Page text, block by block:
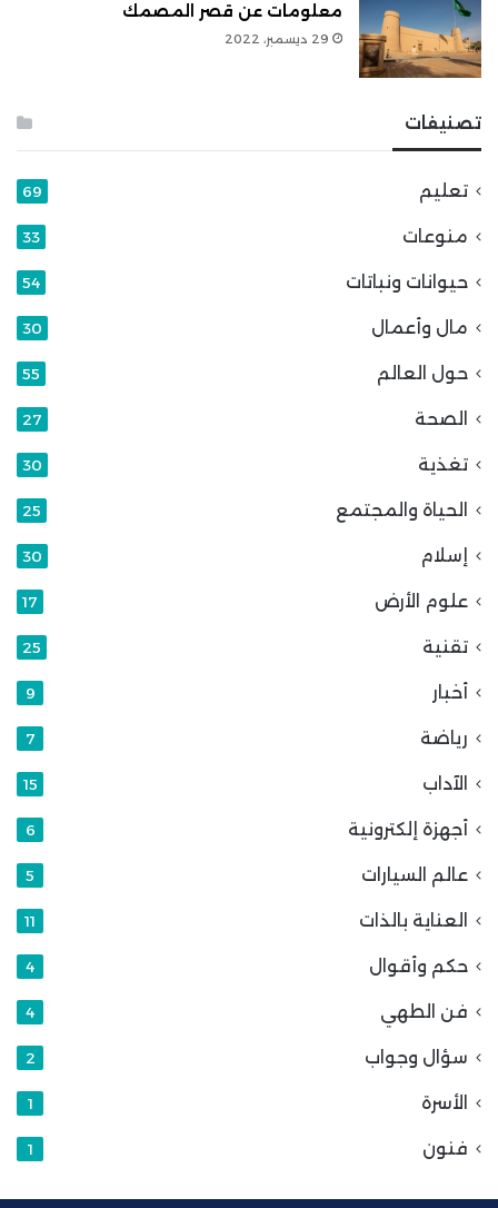
معلومات عن قصر المصمك
29 ديسمبر، 2022
تصنيفات
تعليم 69
منوعات 33
حيوانات ونباتات 54
مال وأعمال 30
حول العالم 55
الصحة 27
تغذية 30
الحياة والمجتمع 25
إسلام 30
علوم الأرض 17
تقنية 25
أخبار 9
رياضة 7
الآداب 15
أجهزة إلكترونية 6
عالم السيارات 5
العناية بالذات 11
حكم وأقوال 4
فن الطهي 4
سؤال وجواب 2
الأسرة 1
فنون 1